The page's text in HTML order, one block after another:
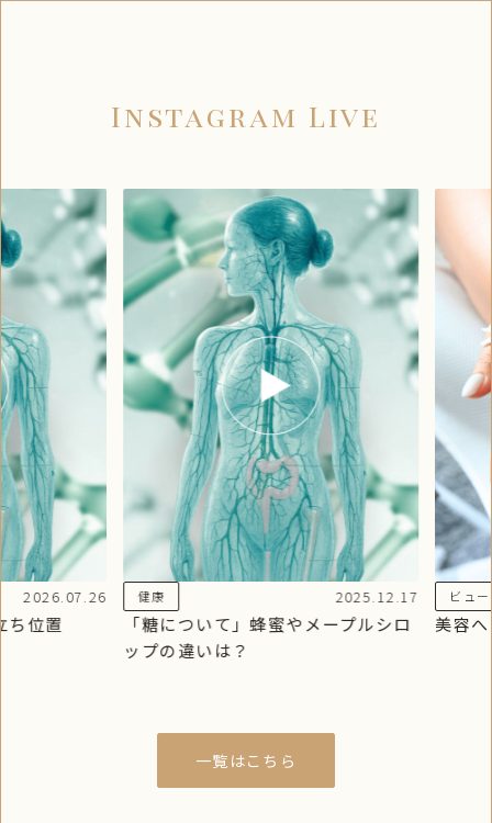
Instagram Live
2025.12.17
健康
「糖について」蜂蜜やメープルシロ
ップの違いは？
ビューティー
美容への
一覧はこちら